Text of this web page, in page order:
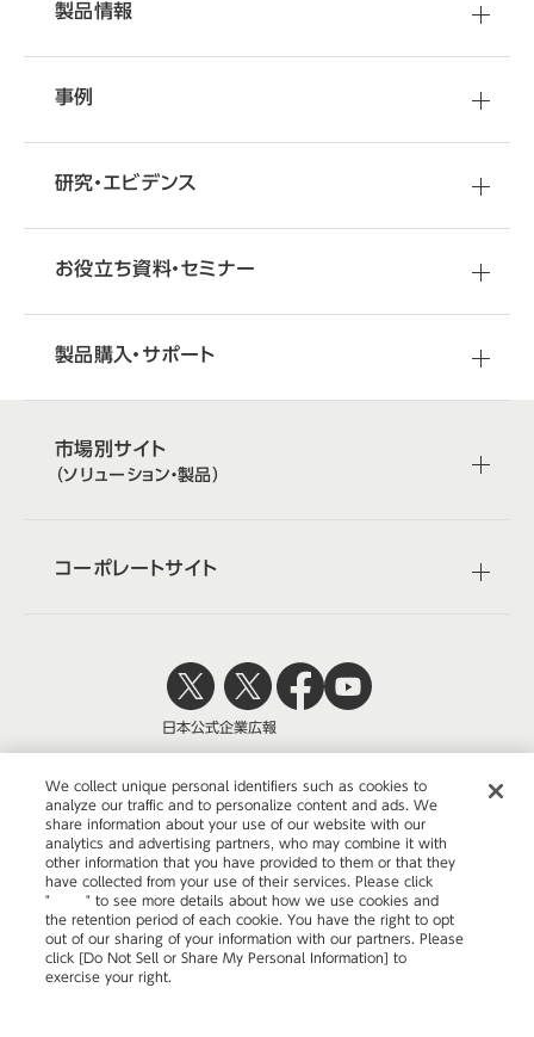
製品情報
事例
研究・エビデンス
お役立ち資料・セミナー
製品購入・サポート
市場別サイト
（ソリューション・製品）
コーポレートサイト
株式会社オカムラ
ウェブサイトのご利用について
プライバシーポリシー
日本公式企業広報
We collect unique personal identifiers such as cookies to
analyze our traffic and to personalize content and ads. We
share information about your use of our website with our
analytics and advertising partners, who may combine it with
other information that you have provided to them or that they
have collected from your use of their services. Please click
"
here" to see more details about how we use cookies and
the retention period of each cookie. You have the right to opt
out of our sharing of your information with our partners. Please
click [Do Not Sell or Share My Personal Information] to
exercise your right.